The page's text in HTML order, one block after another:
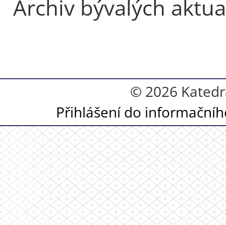
Archiv bývalých
© 2026
Přihlášení do